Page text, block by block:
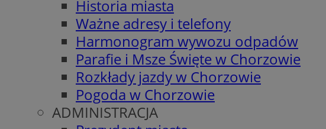
Historia miasta
Ważne adresy i telefony
Harmonogram wywozu odpadów
Parafie i Msze Święte w Chorzowie
Rozkłady jazdy w Chorzowie
Pogoda w Chorzowie
ADMINISTRACJA